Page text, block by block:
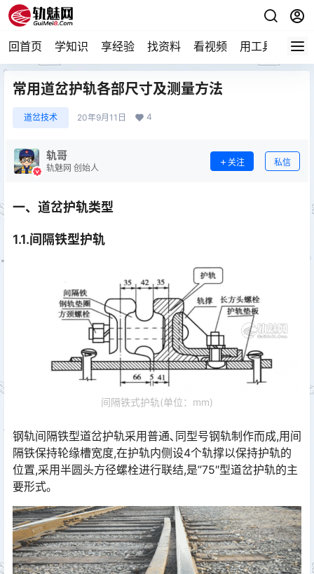
回首页 学知识 享经验 找资料 看视频 用工具 论技
常用道岔护轨各部尺寸及测量方法
道岔技术 20年9月11日 4
轨哥
轨魅网 创始人
关注 私信
一、道岔护轨类型
1.1.间隔铁型护轨
间隔铁式护轨(单位：mm)
钢轨间隔铁型道岔护轨采用普通､同型号钢轨制作而成,用间
隔铁保持轮缘槽宽度,在护轨内侧设4个轨撑以保持护轨的
位置,采用半圆头方径螺栓进行联结,是”75″型道岔护轨的主
要形式｡󠅅󠅃󠄵󠅂󠄪󠇖󠆨󠆨󠇕󠆞󠆒󠅬󠇘󠆭󠆘󠇙󠆝󠅵󠇗󠆭󠆁󠄐󠇗󠅹󠅸󠇖󠆍󠅳󠇖󠅹󠅰󠇖󠆌󠅹